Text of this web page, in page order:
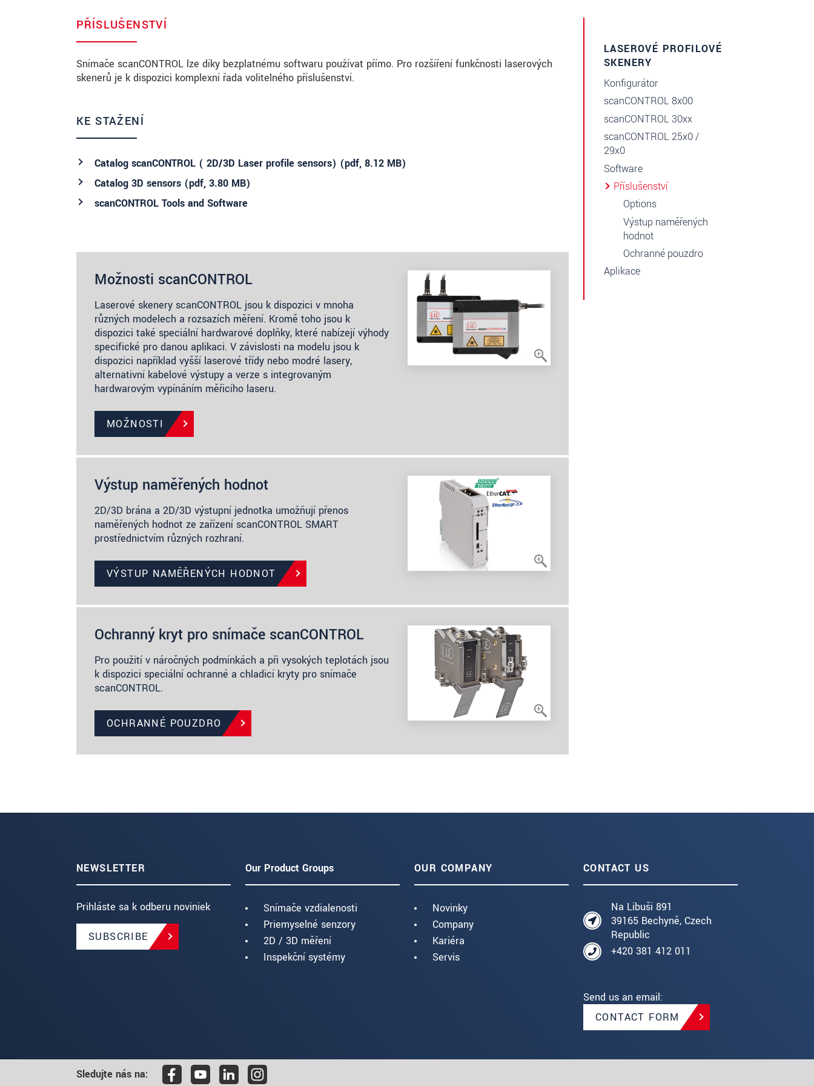
PŘÍSLUŠENSTVÍ
Snímače scanCONTROL lze díky bezplatnému softwaru používat přímo. Pro rozšíření funkčnosti laserových
skenerů je k dispozici komplexní řada volitelného příslušenství.
KE STAŽENÍ
Catalog scanCONTROL ( 2D/3D Laser profile sensors) (pdf, 8.12 MB)
Catalog 3D sensors (pdf, 3.80 MB)
scanCONTROL Tools and Software
Možnosti scanCONTROL
Laserové skenery scanCONTROL jsou k dispozici v mnoha
různých modelech a rozsazích měření. Kromě toho jsou k
dispozici také speciální hardwarové doplňky, které nabízejí výhody
specifické pro danou aplikaci. V závislosti na modelu jsou k
dispozici například vyšší laserové třídy nebo modré lasery,
alternativní kabelové výstupy a verze s integrovaným
hardwarovým vypínáním měřicího laseru.
MOŽNOSTI
Výstup naměřených hodnot
2D/3D brána a 2D/3D výstupní jednotka umožňují přenos
naměřených hodnot ze zařízení scanCONTROL SMART
prostřednictvím různých rozhraní.
VÝSTUP NAMĚŘENÝCH HODNOT
Ochranný kryt pro snímače scanCONTROL
Pro použití v náročných podmínkách a při vysokých teplotách jsou
k dispozici speciální ochranné a chladicí kryty pro snímače
scanCONTROL.
OCHRANNÉ POUZDRO
LASEROVÉ PROFILOVÉ
SKENERY
Konfigurátor
scanCONTROL 8x00
scanCONTROL 30xx
scanCONTROL 25x0 /
29x0
Software
Příslušenství
Options
Výstup naměřených
hodnot
Ochranné pouzdro
Aplikace
NEWSLETTER
Prihláste sa k odberu noviniek
SUBSCRIBE
Our Product Groups
Snímače vzdialenosti
Priemyselné senzory
2D / 3D měření
Inspekční systémy
OUR COMPANY
Novinky
Company
Kariéra
Servis
CONTACT US
Na Libuši 891
39165 Bechyně, Czech
Republic
+420 381 412 011
Send us an email:
CONTACT FORM
Sledujte nás na: